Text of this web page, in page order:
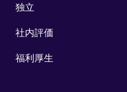
独立
社内評価
福利厚生